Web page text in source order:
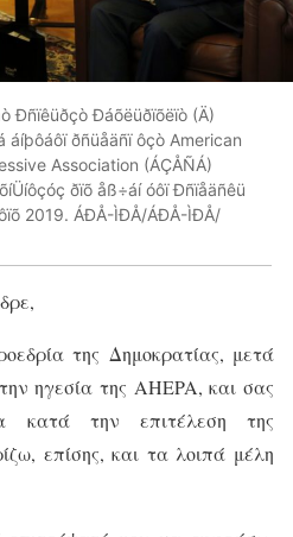
Ðñïêüðçò Ðáõëüðïõëïò (Ä)
áíþôáôï ðñüåäñï ôçò American
Association (ÁÇÅÑÁ)
ðïõ åß÷áí óôï Ðñïåäñêü
2019. ÁÐÅ-ÌÐÅ/ÁÐÅ-ÌÐÅ/
της Δημοκρατίας, μετά
ηγεσία της AHEPA, και σας
κατά την επιτέλεση της
επίσης, και τα λοιπά μέλη